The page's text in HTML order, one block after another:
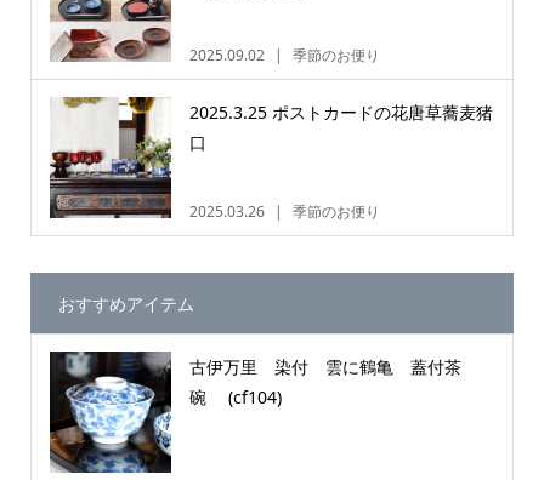
2025.09.02 季節のお便り
2025.3.25 ポストカードの花唐草蕎麦猪
口
2025.03.26 季節のお便り
おすすめアイテム
古伊万里 染付 雲に鶴亀 蓋付茶
碗 (cf104)